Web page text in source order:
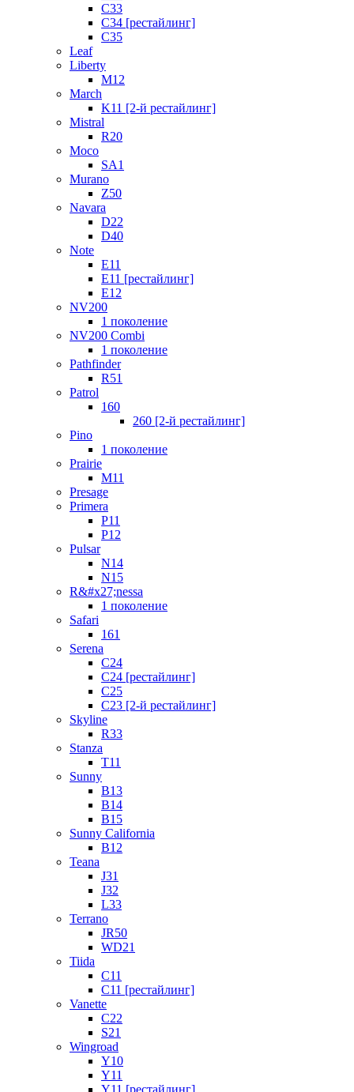
C33
C34 [рестайлинг]
C35
Leaf
Liberty
M12
March
K11 [2-й рестайлинг]
Mistral
R20
Moco
SA1
Murano
Z50
Navara
D22
D40
Note
E11
E11 [рестайлинг]
E12
NV200
1 поколение
NV200 Combi
1 поколение
Pathfinder
R51
Patrol
160
260 [2-й рестайлинг]
Pino
1 поколение
Prairie
M11
Presage
Primera
P11
P12
Pulsar
N14
N15
R&#x27;nessa
1 поколение
Safari
161
Serena
C24
C24 [рестайлинг]
C25
С23 [2-й рестайлинг]
Skyline
R33
Stanza
T11
Sunny
B13
B14
B15
Sunny California
B12
Teana
J31
J32
L33
Terrano
JR50
WD21
Tiida
C11
C11 [рестайлинг]
Vanette
C22
S21
Wingroad
Y10
Y11
Y11 [рестайлинг]